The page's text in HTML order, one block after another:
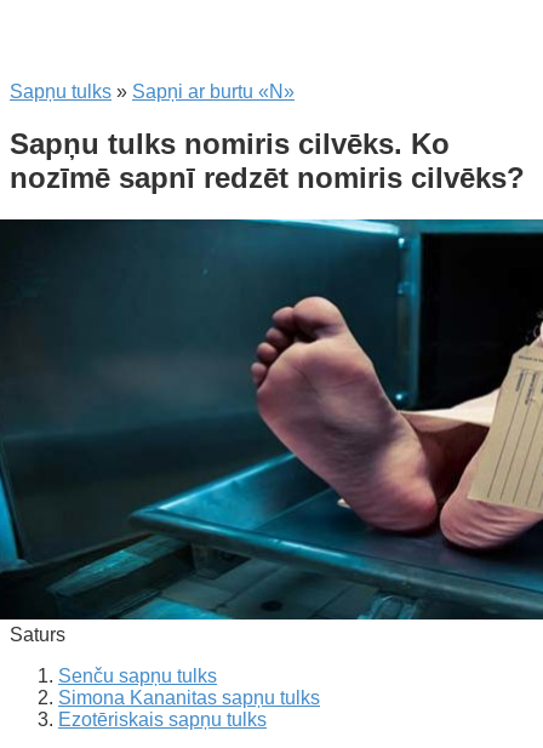
Sapņu tulks » Sapņi ar burtu «N»
Sapņu tulks nomiris cilvēks. Ko
nozīmē sapnī redzēt nomiris cilvēks?
Saturs
Senču sapņu tulks
Simona Kananitas sapņu tulks
Ezotēriskais sapņu tulks